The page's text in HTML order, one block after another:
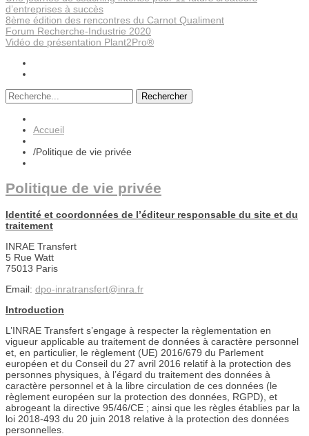
d’entreprises à succès
8ème édition des rencontres du Carnot Qualiment
Forum Recherche-Industrie 2020
Vidéo de présentation Plant2Pro®
Rechercher
Accueil
/Politique de vie privée
Politique de vie privée
Identité et coordonnées de l’éditeur responsable du site et du
traitement
INRAE Transfert
5 Rue Watt
75013 Paris
Email: dpo-inratransfert@inra.fr
Introduction
L’INRAE Transfert s’engage à respecter la règlementation en
vigueur applicable au traitement de données à caractère personnel
et, en particulier, le règlement (UE) 2016/679 du Parlement
européen et du Conseil du 27 avril 2016 relatif à la protection des
personnes physiques, à l’égard du traitement des données à
caractère personnel et à la libre circulation de ces données (le
règlement européen sur la protection des données, RGPD), et
abrogeant la directive 95/46/CE ; ainsi que les règles établies par la
loi 2018-493 du 20 juin 2018 relative à la protection des données
personnelles.